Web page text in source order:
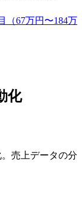
（67万円〜184万
化
売上データの分